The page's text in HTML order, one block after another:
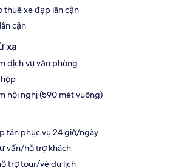
thuê xe đạp lân cận
cận
xa
dịch vụ văn phòng
hội nghị (590 mét vuông)
tân phục vụ 24 giờ/ngày
vấn/hỗ trợ khách
trợ tour/vé du lịch